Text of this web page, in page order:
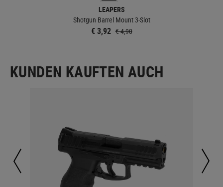
LEAPERS
Shotgun Barrel Mount 3-Slot
€ 3,92 € 4,90
KUNDEN KAUFTEN AUCH